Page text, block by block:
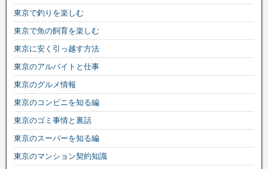
東京で釣りを楽しむ
東京で魚の飼育を楽しむ
東京に安く引っ越す方法
東京のアルバイトと仕事
東京のグルメ情報
東京のコンビニを知る編
東京のゴミ事情と裏話
東京のスーパーを知る編
東京のマンション契約知識